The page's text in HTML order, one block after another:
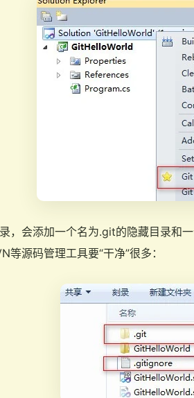
，会添加一个名为.git的隐藏目录和
等源码管理工具要“干净”很多：